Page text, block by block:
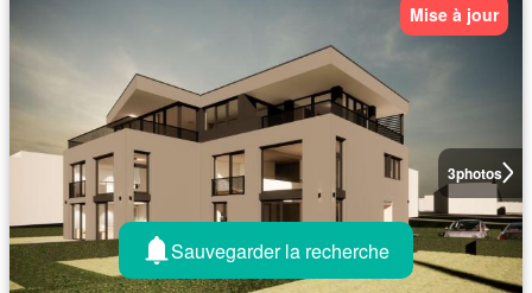
3photos
Mise à jour
Sauvegarder la recherche